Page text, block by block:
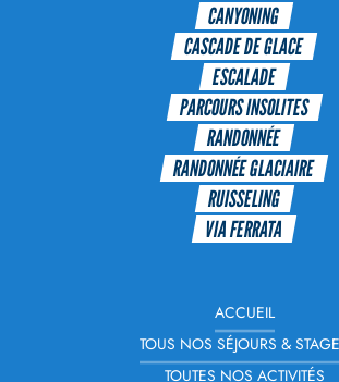
CANYONING
CASCADE DE GLACE
ESCALADE
PARCOURS INSOLITES
RANDONNÉE
RANDONNÉE GLACIAIRE
RUISSELING
VIA FERRATA
ACCUEIL
TOUS NOS SÉJOURS &
TOUTES NOS ACTIVITÉS